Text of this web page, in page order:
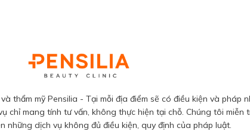
thẩm mỹ Pensilia - Tại mỗi địa điểm sẽ có điều kiện và pháp
chỉ mang tính tư vấn, không thực hiện tại chỗ. Chúng tôi miễn
những dịch vụ không đủ điều kiện, quy định của pháp luật.